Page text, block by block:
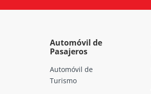
Automóvil de
Pasajeros
Automóvil de
Turismo